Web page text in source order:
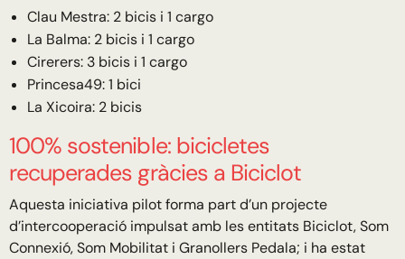
Clau Mestra: 2 bicis i 1 cargo
La Balma: 2 bicis i 1 cargo
Cirerers: 3 bicis i 1 cargo
Princesa49: 1 bici
La Xicoira: 2 bicis
100% sostenible: bicicletes
recuperades gràcies a Biciclot
Aquesta iniciativa pilot forma part d’un projecte
d’intercooperació impulsat amb les entitats Biciclot, Som
Connexió, Som Mobilitat i Granollers Pedala; i ha estat